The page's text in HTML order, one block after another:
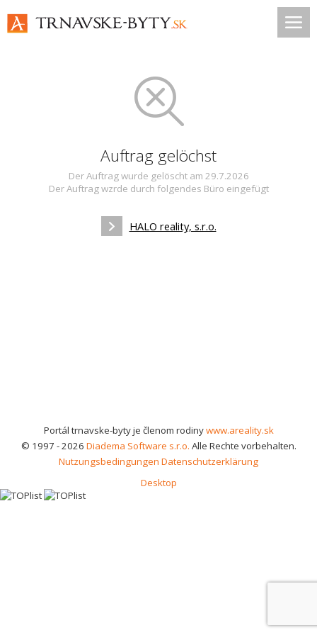
Auftrag gelöchst
Der Auftrag wurde gelöscht am 29.7.2026
Der Auftrag wzrde durch folgendes Büro eingefügt
HALO reality, s.r.o.
Portál trnavske-byty je členom rodinywww.areality.sk
© 1997 - 2026 Diadema Software s.r.o. Alle Rechte vorbehalten.
Nutzungsbedingungen Datenschutzerklärung
Desktop